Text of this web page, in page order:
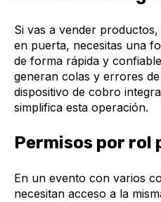
Si vas a vender
en puerta, necesitas una
de forma rápida y
generan colas y errores
dispositivo de cobro
simplifica esta operación.
Permisos por rol
En un evento con varios
necesitan acceso a la